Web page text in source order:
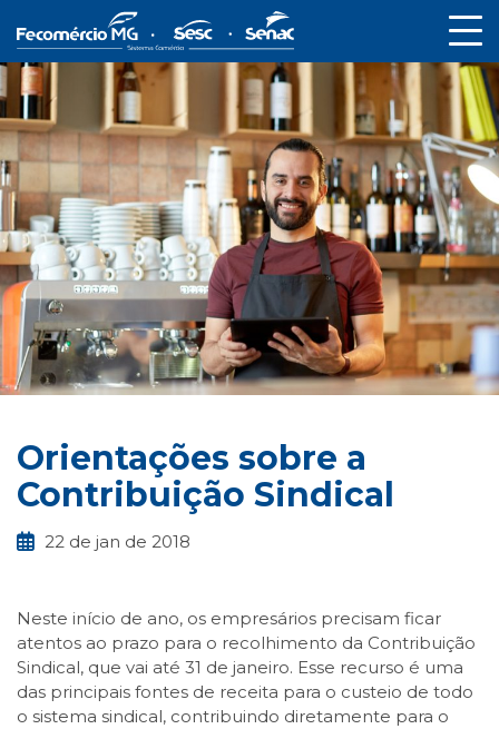
Orientações sobre a
Contribuição Sindical
22 de jan de 2018
Neste início de ano, os empresários precisam ficar
atentos ao prazo para o recolhimento da Contribuição
Sindical, que vai até 31 de janeiro. Esse recurso é uma
das principais fontes de receita para o custeio de todo
o sistema sindical, contribuindo diretamente para o